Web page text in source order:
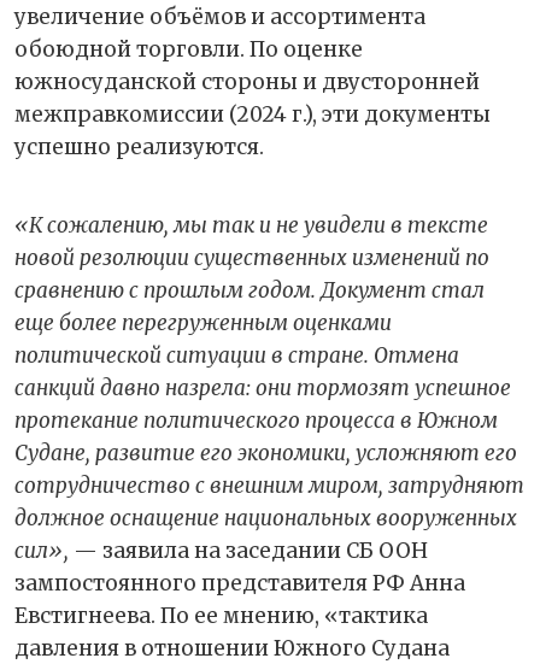
увеличение объёмов и ассортимента
обоюдной торговли. По оценке
южносуданской стороны и двусторонней
межправкомиссии (2024 г.), эти документы
успешно реализуются.
«К сожалению, мы так и не увидели в тексте
новой резолюции существенных изменений по
сравнению с прошлым годом. Документ стал
еще более перегруженным оценками
политической ситуации в стране. Отмена
санкций давно назрела: они тормозят успешное
протекание политического процесса в Южном
Судане, развитие его экономики, усложняют его
сотрудничество с внешним миром, затрудняют
должное оснащение национальных вооруженных
сил», — заявила на заседании СБ ООН
зампостоянного представителя РФ Анна
Евстигнеева. По ее мнению, «тактика
давления в отношении Южного Судана